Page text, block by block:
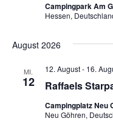
Campingpark Am
Hessen,
August 2026
MI.
12 Raffaels
12. August- 16.
Campingplatz Neu
Neu Göhren,